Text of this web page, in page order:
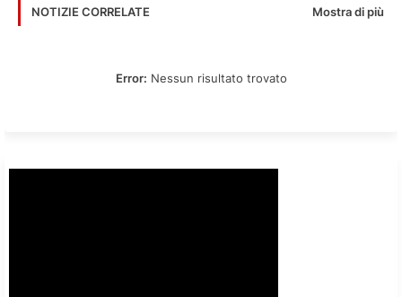
NOTIZIE CORRELATE Mostra di più
Error: Nessun risultato trovato